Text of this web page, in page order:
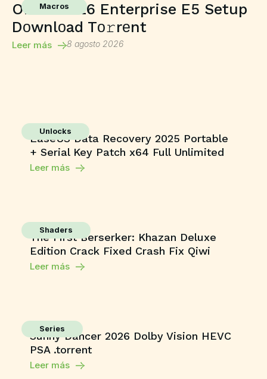
Macros
Office 2026 Enterprise E5 Setup
Dоwnlоad Tо𝚛rеnt
Leer más 8 agosto 2026
Unlocks
EaseUS Data Recovery 2025 Portable
+ Serial Key Patch x64 Full Unlimited
Leer más
Shaders
The First Berserker: Khazan Deluxe
Edition Crack Fixed Crash Fix Qiwi
Leer más
Series
Sunny Dancer 2026 Dolby Vision HEVC
PSA .torrent
Leer más